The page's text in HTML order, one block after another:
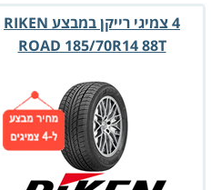
4 צמיגי רייקן במבצע RIKEN
ROAD 185/70R14 88T